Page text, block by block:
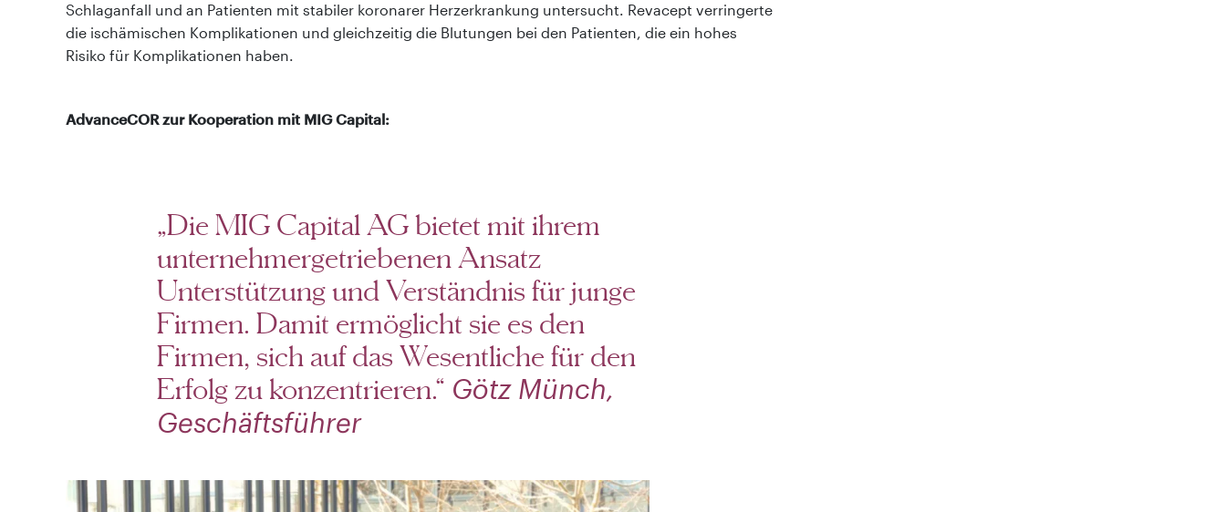
Schlaganfall und an Patienten mit stabiler koronarer Herzerkrankung untersucht. Revacept verringerte
die ischämischen Komplikationen und gleichzeitig die Blutungen bei den Patienten, die ein hohes
Risiko für Komplikationen haben.
AdvanceCOR zur Kooperation mit MIG Capital:
„Die MIG Capital AG bietet mit ihrem
unternehmergetriebenen Ansatz
Unterstützung und Verständnis für junge
Firmen. Damit ermöglicht sie es den
Firmen, sich auf das Wesentliche für den
Erfolg zu konzentrieren.“ Götz Münch,
Geschäftsführer